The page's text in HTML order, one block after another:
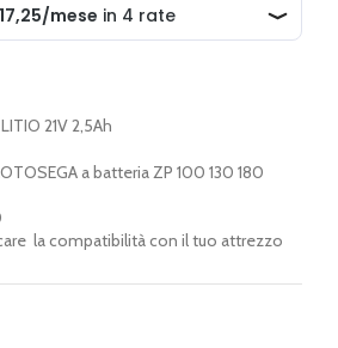
21V 2,5Ah
a batteria ZP 100 130 180
la compatibilità con il tuo attrezzo